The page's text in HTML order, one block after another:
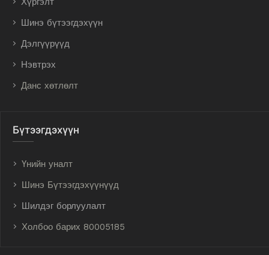
Шинэ бүтээгдэхүүн
Дэлгүүрүүд
Нэвтрэх
Данс хөтлөлт
Бүтээгдэхүүн
Үнийн уналт
Шинэ Бүтээгдэхүүнүүд
Шилдэг борлуулалт
Холбоо барих 80005185